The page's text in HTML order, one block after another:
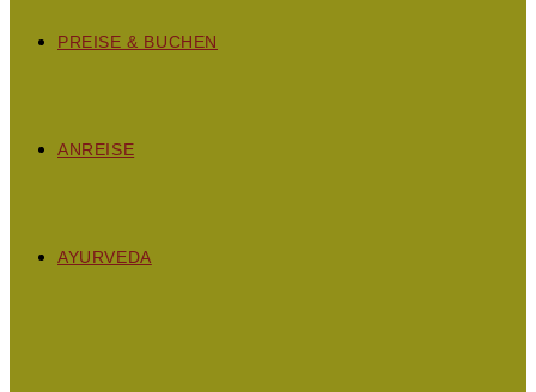
PREISE & BUCHEN
ANREISE
AYURVEDA